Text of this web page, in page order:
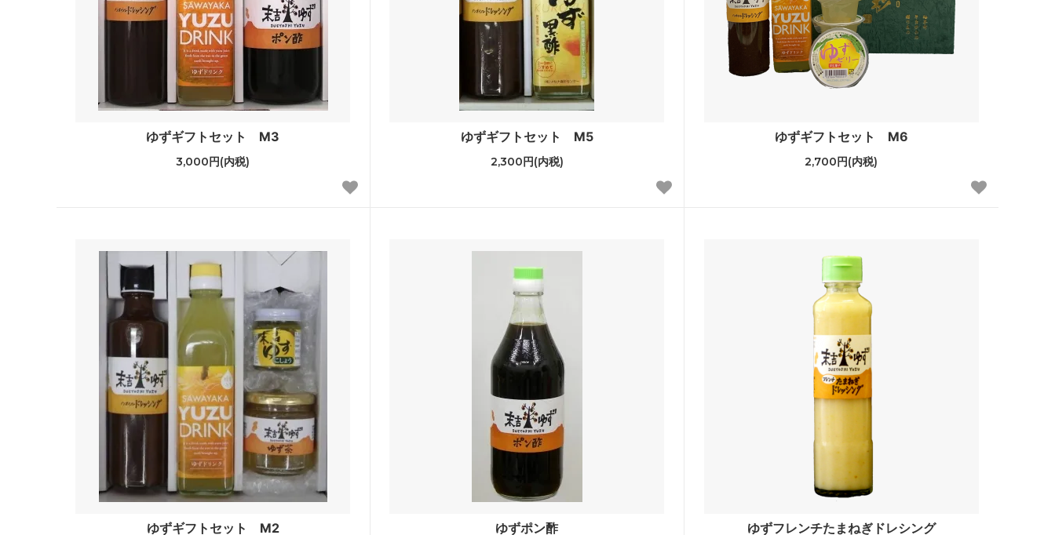
ゆずギフトセット M3
3,000円(内税)
ゆずギフトセット M5
2,300円(内税)
ゆずギフトセット M6
2,700円(内税)
ゆずギフトセット M2 ゆずポン酢 ゆずフレンチたまねぎドレシング